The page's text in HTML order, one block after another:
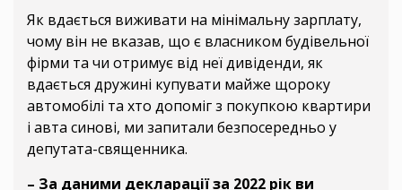
Як вдається виживати на мінімальну зарплату,
чому він не вказав, що є власником будівельної
фірми та чи отримує від неї дивіденди, як
вдається дружині купувати майже щороку
автомобілі та хто допоміг з покупкою квартири
і авта синові, ми запитали безпосередньо у
депутата-священника.
– За даними декларації за 2022 рік ви